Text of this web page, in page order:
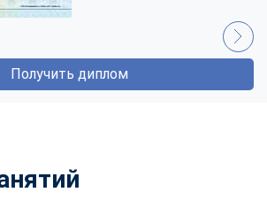
Получить диплом